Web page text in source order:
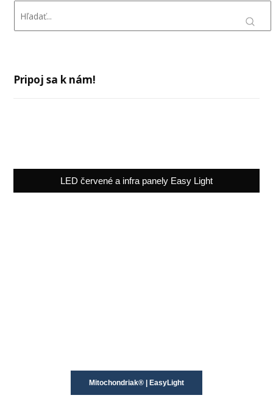
Pripoj sa k nám!
LED červené a infra panely Easy Light
Mitochondriak® | EasyLight